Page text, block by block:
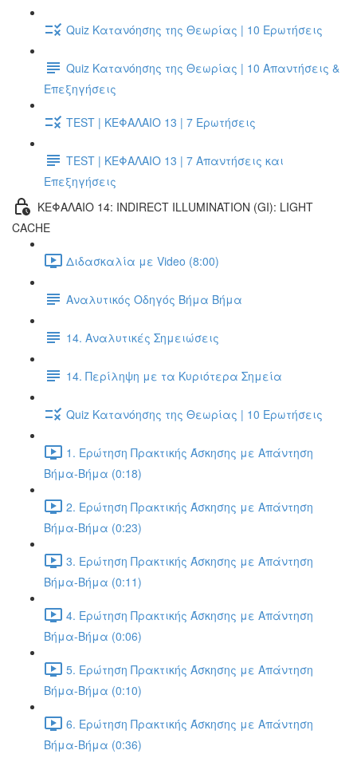
Quiz Κατανόησης της Θεωρίας | 10 Ερωτήσεις
Quiz Κατανόησης της Θεωρίας | 10 Απαντήσεις &
Επεξηγήσεις
TEST | ΚΕΦΑΛΑΙΟ 13 | 7 Ερωτήσεις
TEST | ΚΕΦΑΛΑΙΟ 13 | 7 Απαντήσεις και
Επεξηγήσεις
ΚΕΦΑΛΑΙΟ 14: INDIRECT ILLUMINATION (GI): LIGHT
CACHE
Διδασκαλία με Video (8:00)
Αναλυτικός Οδηγός Βήμα Βήμα
14. Αναλυτικές Σημειώσεις
14. Περίληψη με τα Κυριότερα Σημεία
Quiz Κατανόησης της Θεωρίας | 10 Ερωτήσεις
1. Ερώτηση Πρακτικής Άσκησης με Απάντηση
Βήμα-Βήμα (0:18)
2. Ερώτηση Πρακτικής Άσκησης με Απάντηση
Βήμα-Βήμα (0:23)
3. Ερώτηση Πρακτικής Άσκησης με Απάντηση
Βήμα-Βήμα (0:11)
4. Ερώτηση Πρακτικής Άσκησης με Απάντηση
Βήμα-Βήμα (0:06)
5. Ερώτηση Πρακτικής Άσκησης με Απάντηση
Βήμα-Βήμα (0:10)
6. Ερώτηση Πρακτικής Άσκησης με Απάντηση
Βήμα-Βήμα (0:36)